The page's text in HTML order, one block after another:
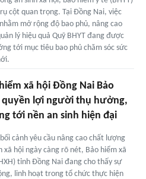
cột quan trọng. Tại Đồng Nai, việc
mở rộng độ bao phủ, nâng cao
lý hiệu quả Quỹ BHYT đang được
tới mục tiêu bao phủ chăm sóc sức
xã hội Đồng Nai Bảo
quyền lợi người thụ hưởng,
tới nền an sinh hiện đại
cảnh yêu cầu nâng cao chất lượng
xã hội ngày càng rõ nét, Bảo hiểm xã
tỉnh Đồng Nai đang cho thấy sự
linh hoạt trong tổ chức thực hiện